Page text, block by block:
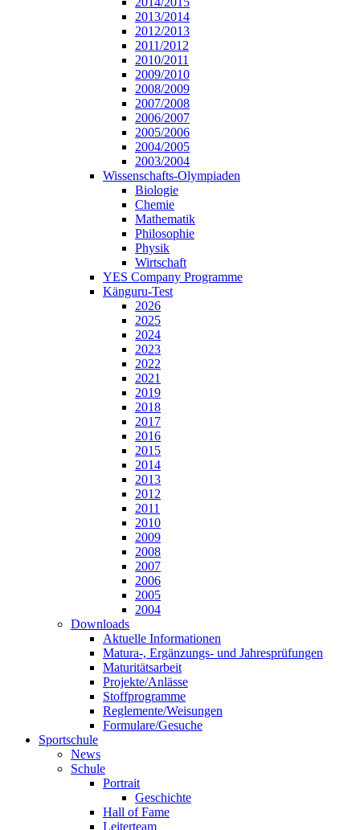
2013/2014
2012/2013
2011/2012
2010/2011
2009/2010
2008/2009
2007/2008
2006/2007
2005/2006
2004/2005
2003/2004
Wissenschafts-Olympiaden
Biologie
Chemie
Mathematik
Philosophie
Physik
Wirtschaft
YES Company Programme
Känguru-Test
2026
2025
2024
2023
2022
2021
2019
2018
2017
2016
2015
2014
2013
2012
2011
2010
2009
2008
2007
2006
2005
2004
Downloads
Aktuelle Informationen
Matura-, Ergänzungs- und Jahresprüfungen
Maturitätsarbeit
Projekte/Anlässe
Stoffprogramme
Reglemente/Weisungen
Formulare/Gesuche
Sportschule
News
Schule
Portrait
Geschichte
Hall of Fame
Leiterteam